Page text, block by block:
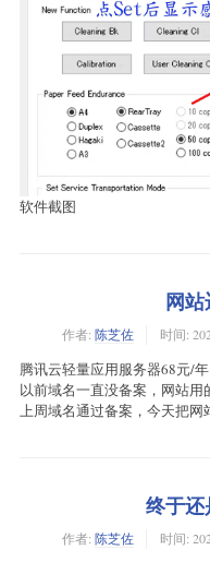
软件截图
网
作者: 陈芝佐 时间:
腾讯云轻量应用服务器68元/
以前域名一直没备案，网站用
上周域名通过备案，今天把网
终于
作者: 陈芝佐 时间: